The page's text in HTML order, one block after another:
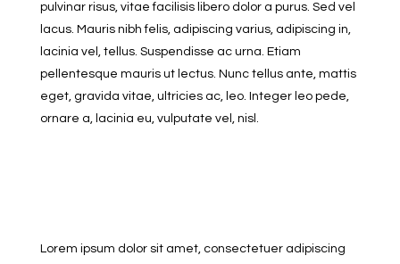
pulvinar risus, vitae facilisis libero dolor a purus. Sed vel
lacus. Mauris nibh felis, adipiscing varius, adipiscing in,
lacinia vel, tellus. Suspendisse ac urna. Etiam
pellentesque mauris ut lectus. Nunc tellus ante, mattis
eget, gravida vitae, ultricies ac, leo. Integer leo pede,
ornare a, lacinia eu, vulputate vel, nisl.
Lorem ipsum dolor sit amet, consectetuer adipiscing